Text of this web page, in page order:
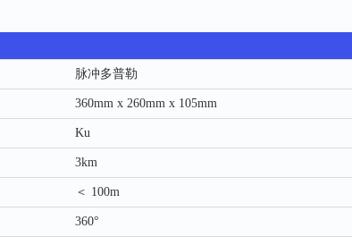
脉冲多普勒
360mm x 260mm x 105mm
Ku
3km
＜ 100m
360°